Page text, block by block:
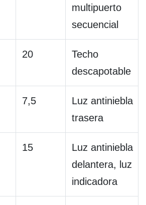
multipuerto
secuencial
20
Techo
descapotable
7,5
Luz antiniebla
trasera
15
Luz antiniebla
delantera, luz
indicadora